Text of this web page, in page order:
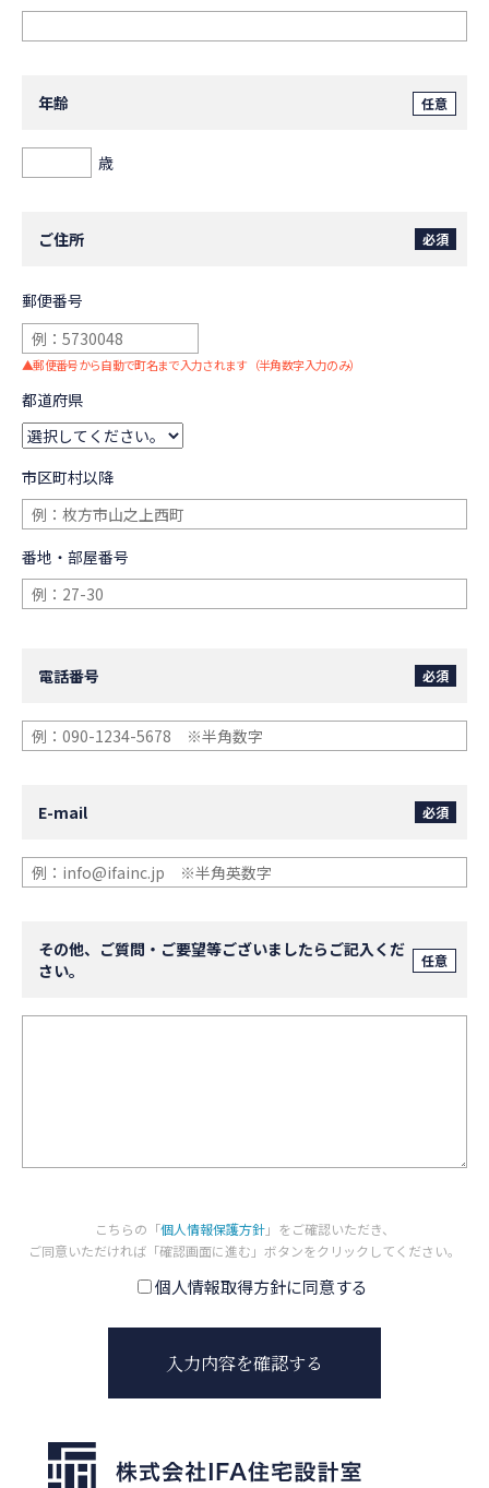
年齢 任意
歳
ご住所 必須
郵便番号
▲郵便番号から自動で町名まで入力されます（半角数字入力のみ）
都道府県
市区町村以降
番地・部屋番号
電話番号 必須
E-mail 必須
その他、ご質問・ご要望等ございましたらご記入くだ
さい。
任意
こちらの「個人情報保護方針」をご確認いただき、
ご同意いただければ「確認画面に進む」ボタンをクリックしてください。
個人情報取得方針に同意する